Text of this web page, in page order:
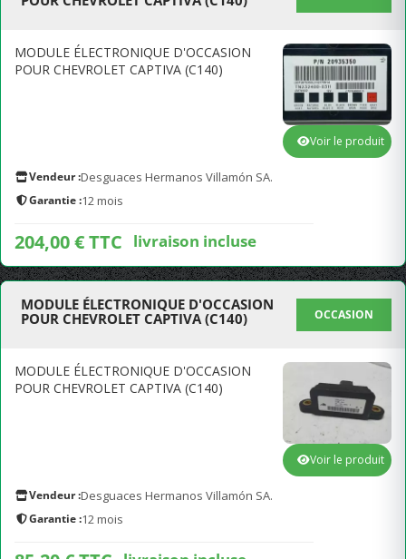
MODULE ÉLECTRONIQUE D'OCCASION
POUR CHEVROLET CAPTIVA (C140)
Vendeur :Desguaces Hermanos Villamón SA.
Garantie :12 mois
204,00 € TTC livraison incluse
Voir le produit
MODULE ÉLECTRONIQUE D'OCCASION
POUR CHEVROLET CAPTIVA (C140)
OCCASION
MODULE ÉLECTRONIQUE D'OCCASION
POUR CHEVROLET CAPTIVA (C140)
Vendeur :Desguaces Hermanos Villamón SA.
Garantie :12 mois
Voir le produit